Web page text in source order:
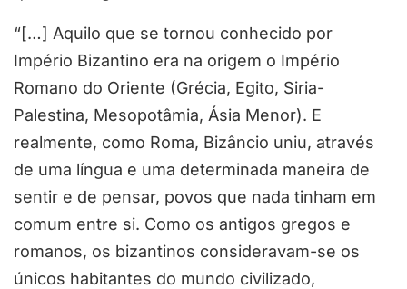
“[…] Aquilo que se tornou conhecido por
Império Bizantino era na origem o Império
Romano do Oriente (Grécia, Egito, Siria-
Palestina, Mesopotâmia, Ásia Menor). E
realmente, como Roma, Bizâncio uniu, através
de uma língua e uma determinada maneira de
sentir e de pensar, povos que nada tinham em
comum entre si. Como os antigos gregos e
romanos, os bizantinos consideravam-se os
únicos habitantes do mundo civilizado,